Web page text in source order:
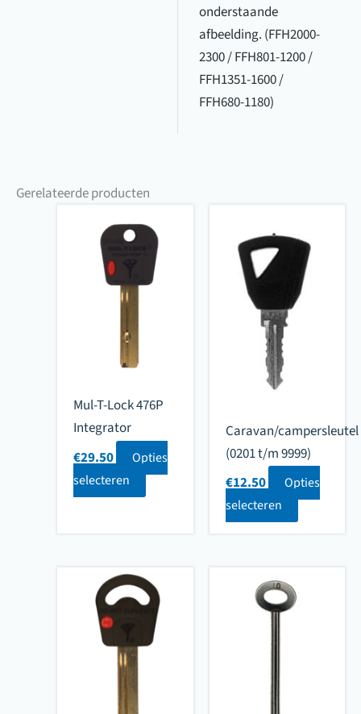
onderstaande
afbeelding. (FFH2000-
2300 / FFH801-1200 /
FFH1351-1600 /
FFH680-1180)
Gerelateerde producten
Mul-T-Lock 476P
Integrator
€29.50
Opties
selecteren
Caravan/campersleutel
(0201 t/m 9999)
€12.50
Opties
selecteren